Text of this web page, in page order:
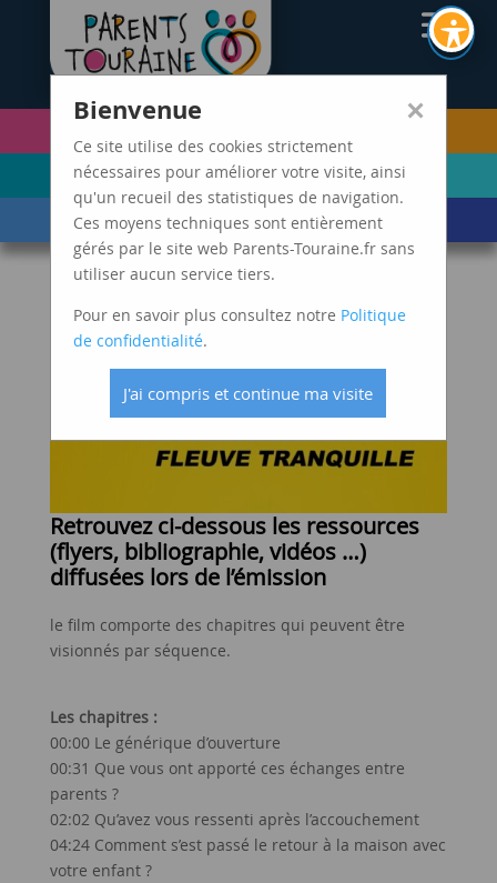
PETITE ENFANCE
(0-5 ANS)
ENFANCE
(6-11 ANS)
ADOLESCENCE ET
JEUNES ADULTES
LES ÉVÈNEMENTS
DE VIE MARDIS SPAGHETTI
Devenir parent n’est pas un
long fleuve tranquille
Voir sur Youtube
Retrouvez ci-dessous les ressources
(flyers, bibliographie, vidéos …)
diffusées lors de l’émission
le film comporte des chapitres qui peuvent être
visionnés par séquence.
Les chapitres :
00:00 Le générique d’ouverture
00:31 Que vous ont apporté ces échanges entre
parents ?
02:02 Qu’avez vous ressenti après l’accouchement
04:24 Comment s’est passé le retour à la maison avec
votre enfant ?
×
Bienvenue
Ce site utilise des cookies strictement
nécessaires pour améliorer votre visite, ainsi
qu'un recueil des statistiques de navigation.
Ces moyens techniques sont entièrement
gérés par le site web Parents-Touraine.fr sans
utiliser aucun service tiers.
Pour en savoir plus consultez notre Politique
de confidentialité.
J'ai compris et continue ma visite